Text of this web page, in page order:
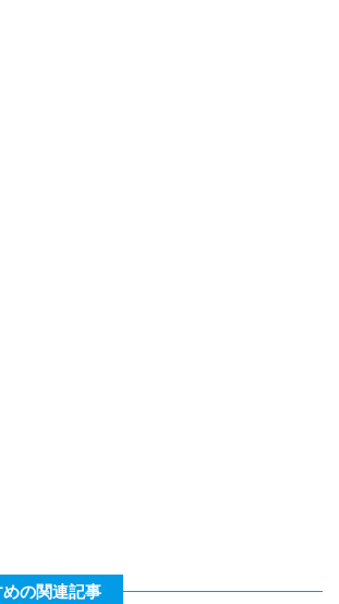
の関連記事